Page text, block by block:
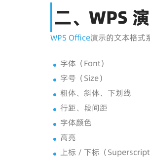
二、WPS
WPS Office演示的文本格式
字体（Font）
字号（Size）
粗体、斜体、下划线
行距、段间距
字体颜色
高亮
上标 / 下标（